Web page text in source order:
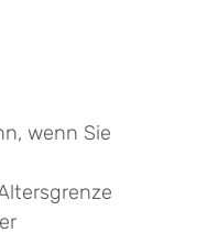
wenn Sie